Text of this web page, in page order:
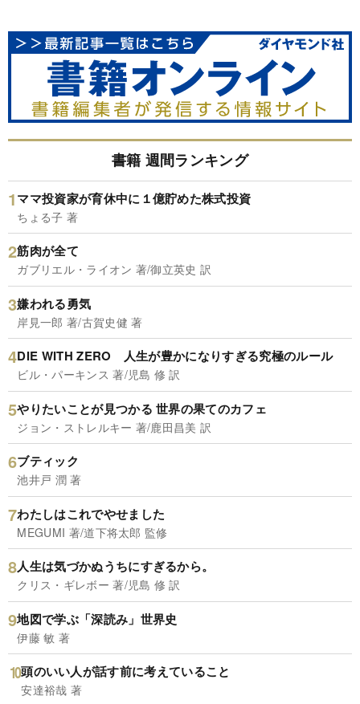
書籍 週間ランキング
ママ投資家が育休中に１億貯めた株式投資
ちょる子 著
筋肉が全て
ガブリエル・ライオン 著/御立英史 訳
嫌われる勇気
岸見一郎 著/古賀史健 著
DIE WITH ZERO 人生が豊かになりすぎる究極のルール
ビル・パーキンス 著/児島 修 訳
やりたいことが見つかる 世界の果てのカフェ
ジョン・ストレルキー 著/鹿田昌美 訳
ブティック
池井戸 潤 著
わたしはこれでやせました
MEGUMI 著/道下将太郎 監修
人生は気づかぬうちにすぎるから。
クリス・ギレボー 著/児島 修 訳
地図で学ぶ「深読み」世界史
伊藤 敏 著
頭のいい人が話す前に考えていること
安達裕哉 著